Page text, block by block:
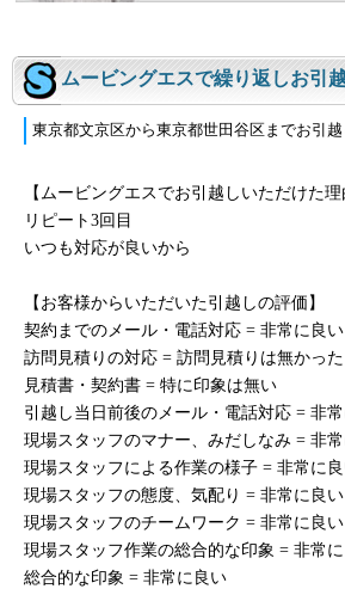
ムービングエスで繰り返しお引
東京都文京区から東京都世田谷区までお引
【ムービングエスでお引越しいただけた理
リピート3回目
いつも対応が良いから
【お客様からいただいた引越しの評価】
契約までのメール・電話対応 = 非常に良い
訪問見積りの対応 = 訪問見積りは無かった
見積書・契約書 = 特に印象は無い
引越し当日前後のメール・電話対応 = 非
現場スタッフのマナー、みだしなみ = 非
現場スタッフによる作業の様子 = 非常に
現場スタッフの態度、気配り = 非常に良い
現場スタッフのチームワーク = 非常に良い
現場スタッフ作業の総合的な印象 = 非常
総合的な印象 = 非常に良い